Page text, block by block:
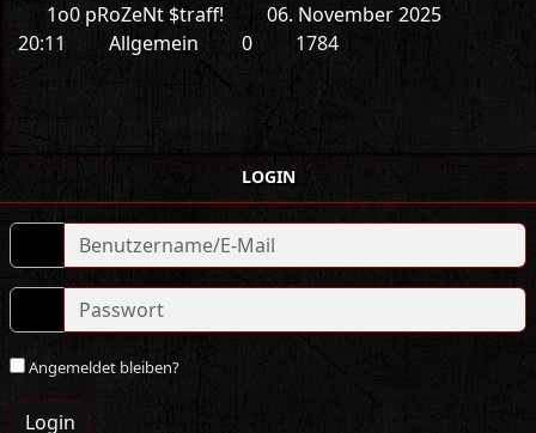
1o0 pRoZeNt $traff!
06. November 2025
20:11
Allgemein 0 1784
LOGIN
Angemeldet bleiben?
Login